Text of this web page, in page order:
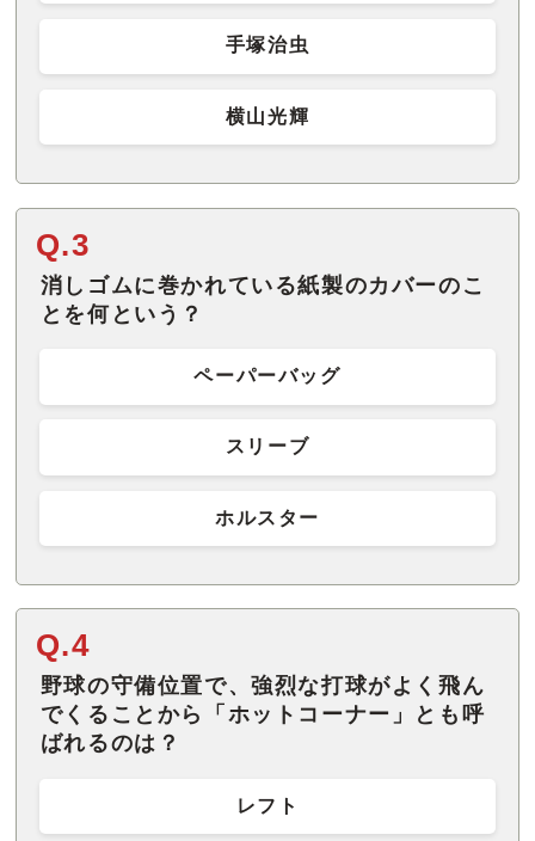
手塚治虫
横山光輝
Q.3
消しゴムに巻かれている紙製のカバーのこ
とを何という？
ペーパーバッグ
スリーブ
ホルスター
Q.4
野球の守備位置で、強烈な打球がよく飛ん
でくることから「ホットコーナー」とも呼
ばれるのは？
レフト